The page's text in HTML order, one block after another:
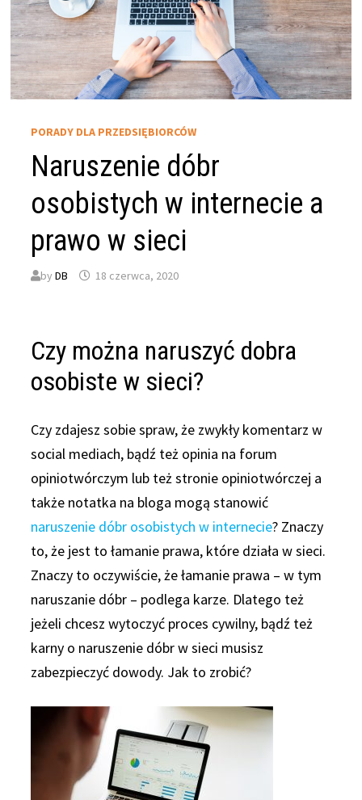
PORADY DLA PRZEDSIĘBIORCÓW
Naruszenie dóbr
osobistych w internecie a
prawo w sieci
byDB 18 czerwca, 2020
Czy można naruszyć dobra
osobiste w sieci?
Czy zdajesz sobie spraw, że zwykły komentarz w
social mediach, bądź też opinia na forum
opiniotwórczym lub też stronie opiniotwórczej a
także notatka na bloga mogą stanowić
naruszenie dóbr osobistych w internecie? Znaczy
to, że jest to łamanie prawa, które działa w sieci.
Znaczy to oczywiście, że łamanie prawa – w tym
naruszanie dóbr – podlega karze. Dlatego też
jeżeli chcesz wytoczyć proces cywilny, bądź też
karny o naruszenie dóbr w sieci musisz
zabezpieczyć dowody. Jak to zrobić?